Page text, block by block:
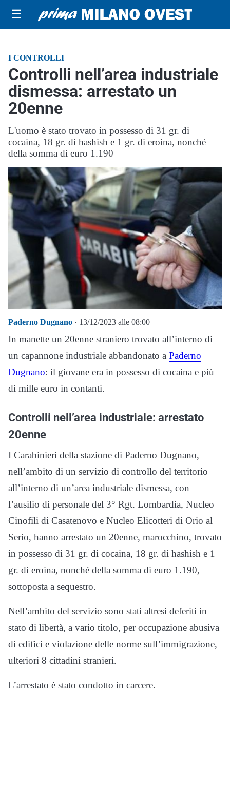
☰
I CONTROLLI
Controlli nell’area industriale
dismessa: arrestato un
20enne
L'uomo è stato trovato in possesso di 31 gr. di
cocaina, 18 gr. di hashish e 1 gr. di eroina, nonché
della somma di euro 1.190
Paderno Dugnano · 13/12/2023 alle 08:00
In manette un 20enne straniero trovato all’interno di
un capannone industriale abbandonato a Paderno
Dugnano: il giovane era in possesso di cocaina e più
di mille euro in contanti.
Controlli nell’area industriale: arrestato
20enne
I Carabinieri della stazione di Paderno Dugnano,
nell’ambito di un servizio di controllo del territorio
all’interno di un’area industriale dismessa, con
l’ausilio di personale del 3° Rgt. Lombardia, Nucleo
Cinofili di Casatenovo e Nucleo Elicotteri di Orio al
Serio, hanno arrestato un 20enne, marocchino, trovato
in possesso di 31 gr. di cocaina, 18 gr. di hashish e 1
gr. di eroina, nonché della somma di euro 1.190,
sottoposta a sequestro.
Nell’ambito del servizio sono stati altresì deferiti in
stato di libertà, a vario titolo, per occupazione abusiva
di edifici e violazione delle norme sull’immigrazione,
ulteriori 8 cittadini stranieri.
L’arrestato è stato condotto in carcere.